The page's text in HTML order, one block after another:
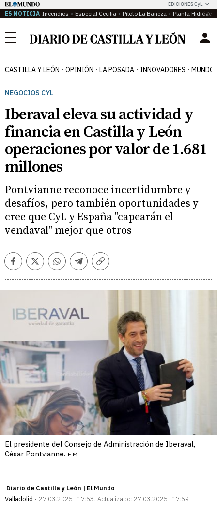
EDICIONES CyL
ES NOTICIA Incendios Especial Cecilia Piloto La Bañeza Planta
Menú
CASTILLA Y LEÓN OPINIÓN LA POSADA INNOVADORES MUNDO
NEGOCIOS CYL
Iberaval eleva su actividad y
financia en Castilla y León
operaciones por valor de 1.681
millones
Pontvianne reconoce incertidumbre y
desafíos, pero también oportunidades y
cree que CyL y España "capearán el
vendaval" mejor que otros
FacebookTwitterWhatsappTelegramCopiar
El presidente del Consejo de Administración de Iberaval,
César Pontvianne. E.M.
Diario de Castilla y León | El Mundo
Valladolid
27.03.2025 | 17:53 Actualizado: 27.03.2025 | 17:59